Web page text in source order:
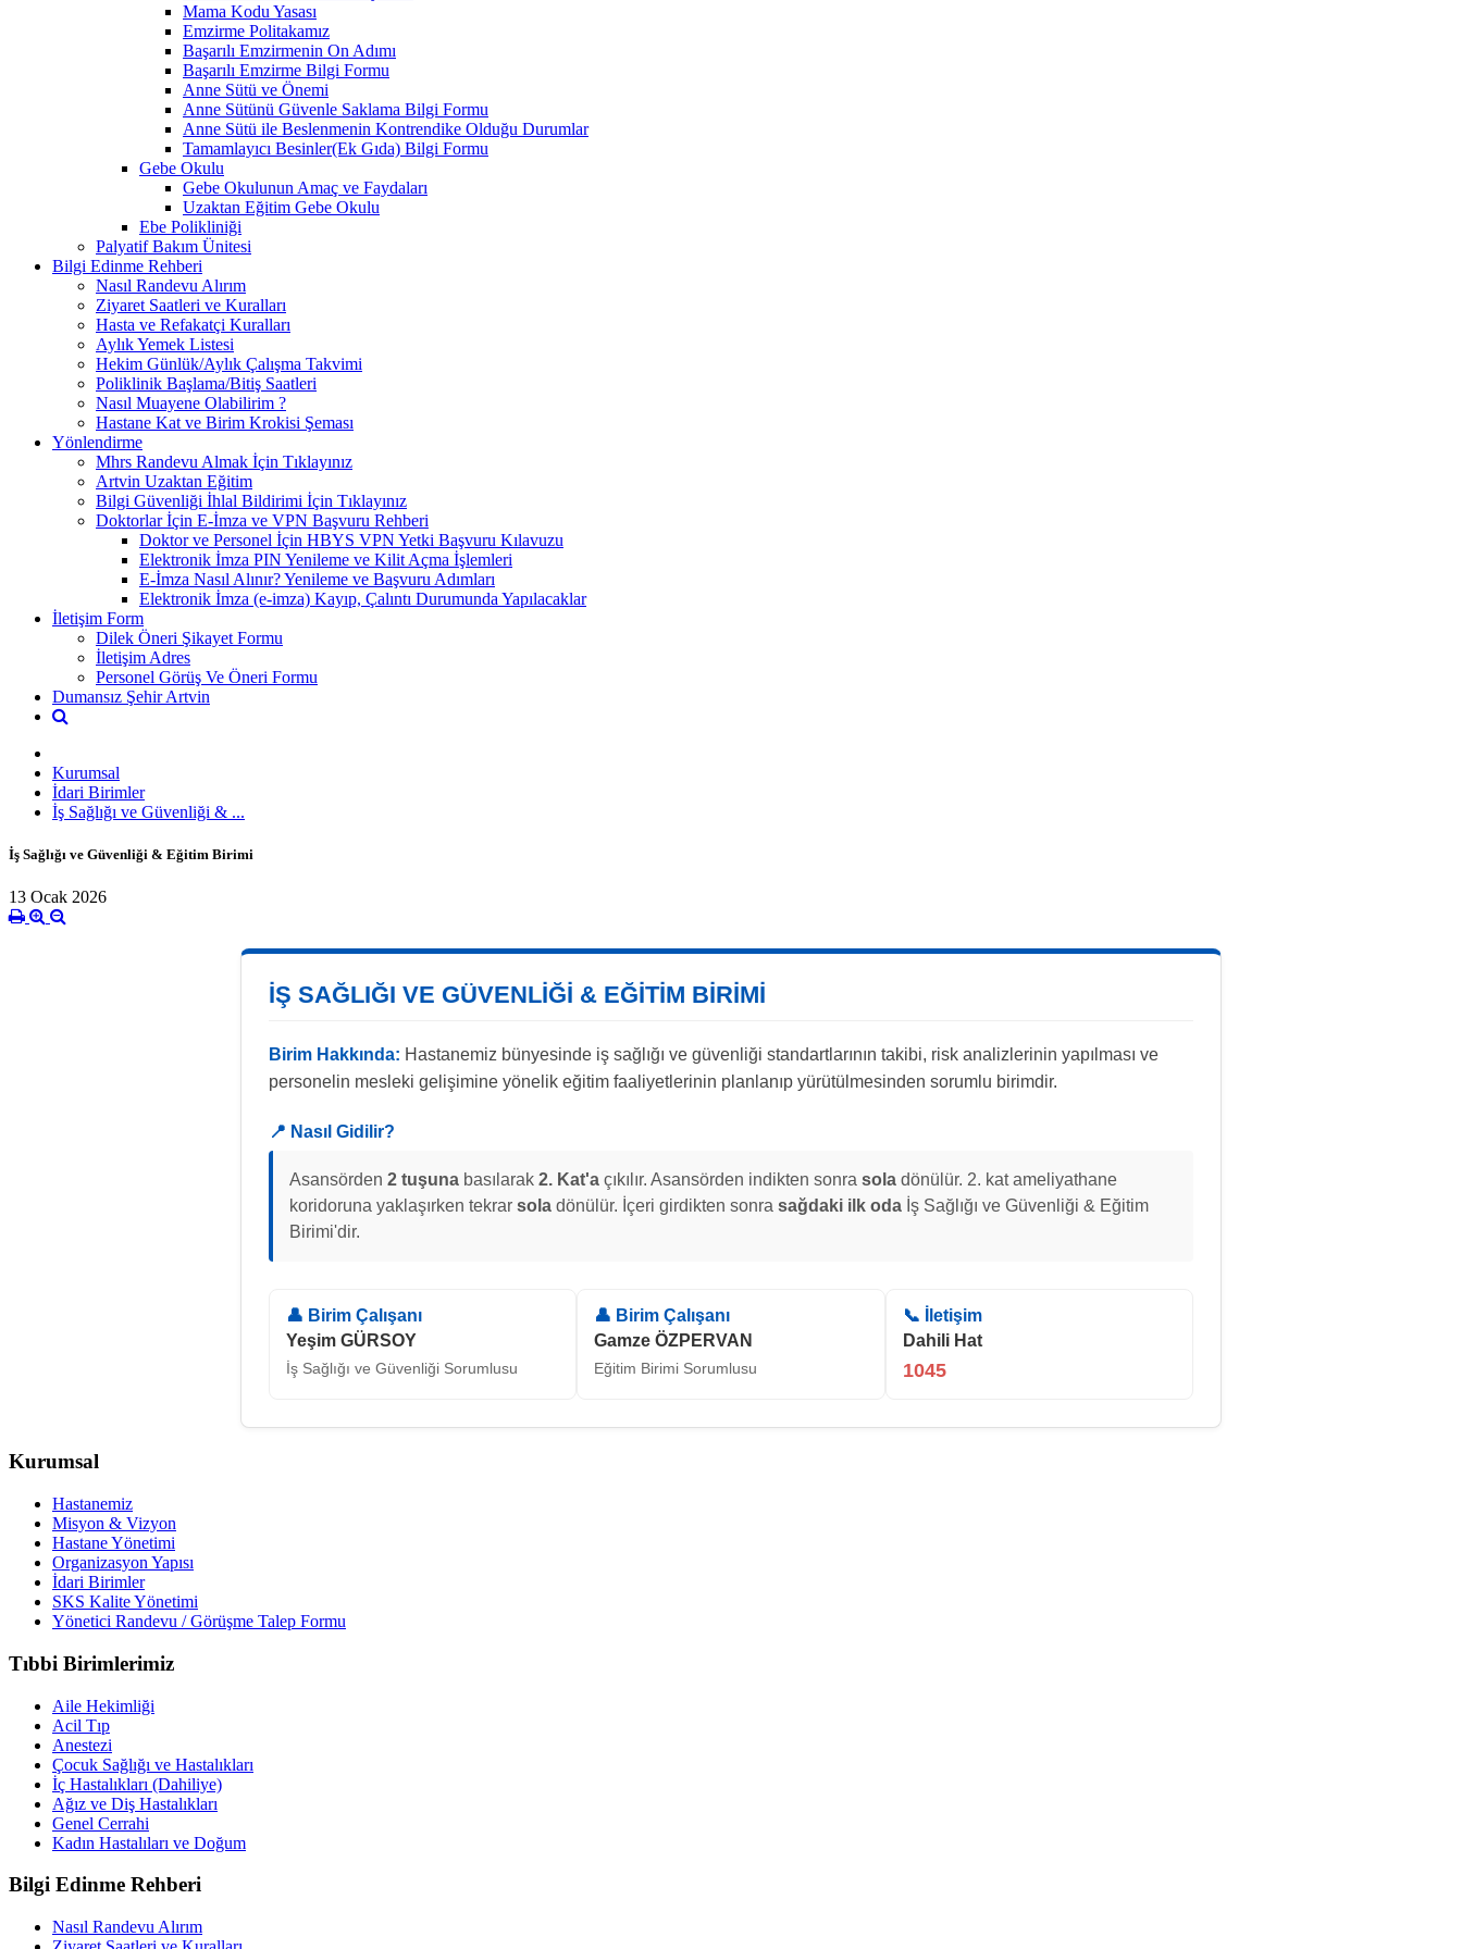
Mama Kodu Yasası
Emzirme Politakamız
Başarılı Emzirmenin On Adımı
Başarılı Emzirme Bilgi Formu
Anne Sütü ve Önemi
Anne Sütünü Güvenle Saklama Bilgi Formu
Anne Sütü ile Beslenmenin Kontrendike Olduğu Durumlar
Tamamlayıcı Besinler(Ek Gıda) Bilgi Formu
Gebe Okulu
Gebe Okulunun Amaç ve Faydaları
Uzaktan Eğitim Gebe Okulu
Ebe Polikliniği
Palyatif Bakım Ünitesi
Bilgi Edinme Rehberi
Nasıl Randevu Alırım
Ziyaret Saatleri ve Kuralları
Hasta ve Refakatçi Kuralları
Aylık Yemek Listesi
Hekim Günlük/Aylık Çalışma Takvimi
Poliklinik Başlama/Bitiş Saatleri
Nasıl Muayene Olabilirim ?
Hastane Kat ve Birim Krokisi Şeması
Yönlendirme
Mhrs Randevu Almak İçin Tıklayınız
Artvin Uzaktan Eğitim
Bilgi Güvenliği İhlal Bildirimi İçin Tıklayınız
Doktorlar İçin E-İmza ve VPN Başvuru Rehberi
Doktor ve Personel İçin HBYS VPN Yetki Başvuru Kılavuzu
Elektronik İmza PIN Yenileme ve Kilit Açma İşlemleri
E-İmza Nasıl Alınır? Yenileme ve Başvuru Adımları
Elektronik İmza (e-imza) Kayıp, Çalıntı Durumunda Yapılacaklar
İletişim Form
Dilek Öneri Şikayet Formu
İletişim Adres
Personel Görüş Ve Öneri Formu
Dumansız Şehir Artvin
Kurumsal
İdari Birimler
İş Sağlığı ve Güvenliği & ...
İş Sağlığı ve Güvenliği & Eğitim Birimi
13 Ocak 2026
İŞ SAĞLIĞI VE GÜVENLİĞİ & EĞİTİM BİRİMİ
Birim Hakkında: Hastanemiz bünyesinde iş sağlığı ve güvenliği standartlarının takibi, risk analizlerinin yapılması ve
personelin mesleki gelişimine yönelik eğitim faaliyetlerinin planlanıp yürütülmesinden sorumlu birimdir.
📍 Nasıl Gidilir?
Asansörden 2 tuşuna basılarak 2. Kat'a çıkılır. Asansörden indikten sonra sola dönülür. 2. kat ameliyathane
koridoruna yaklaşırken tekrar sola dönülür. İçeri girdikten sonra sağdaki ilk oda İş Sağlığı ve Güvenliği & Eğitim
Birimi'dir.
👤 Birim Çalışanı
Yeşim GÜRSOY
İş Sağlığı ve Güvenliği Sorumlusu
👤 Birim Çalışanı
Gamze ÖZPERVAN
Eğitim Birimi Sorumlusu
📞 İletişim
Dahili Hat
1045
Kurumsal
Hastanemiz
Misyon & Vizyon
Hastane Yönetimi
Organizasyon Yapısı
İdari Birimler
SKS Kalite Yönetimi
Yönetici Randevu / Görüşme Talep Formu
Tıbbi Birimlerimiz
Aile Hekimliği
Acil Tıp
Anestezi
Çocuk Sağlığı ve Hastalıkları
İç Hastalıkları (Dahiliye)
Ağız ve Diş Hastalıkları
Genel Cerrahi
Kadın Hastalıları ve Doğum
Bilgi Edinme Rehberi
Nasıl Randevu Alırım